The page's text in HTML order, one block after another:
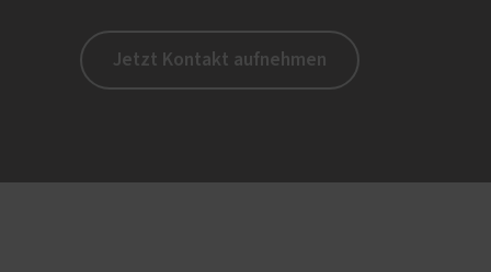
Jetzt Kontakt aufnehmen